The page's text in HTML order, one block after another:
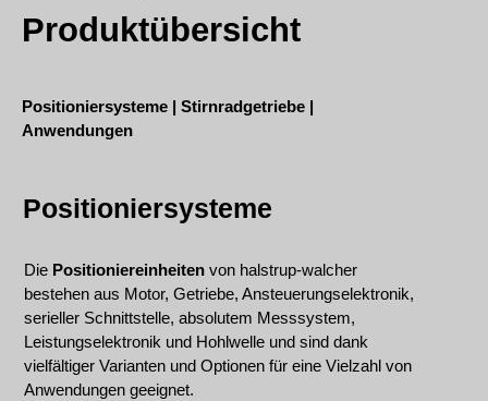
Produktübersicht
Positioniersysteme | Stirnradgetriebe |
Anwendungen
Positioniersysteme
Die Positioniereinheiten von halstrup-walcher
bestehen aus Motor, Getriebe, Ansteuerungselektronik,
serieller Schnittstelle, absolutem Messsystem,
Leistungselektronik und Hohlwelle und sind dank
vielfältiger Varianten und Optionen für eine Vielzahl von
Anwendungen geeignet.